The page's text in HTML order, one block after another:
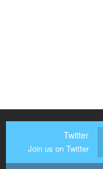
Twitter
Join us on Twitter